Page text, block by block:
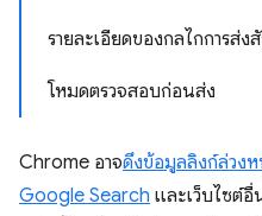
รายละเอียดของกลไกการส่
โหมดตรวจสอบก่อนส่ง
Chrome อาจดึงข้อมูลลิงก์ล่วง
Google Search และเว็บไซต์